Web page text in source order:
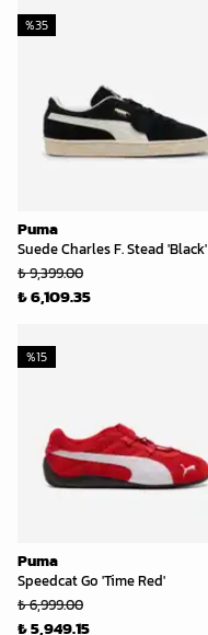
Puma
Suede Charles F. Stead 'Black'
%35
₺ 9,399.00
₺ 6,109.35
Puma
Speedcat Go 'Time Red'
%15
₺ 6,999.00
₺ 5,949.15